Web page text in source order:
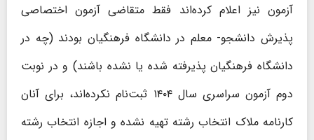
آزمون نیز اعلام کرده‌اند فقط متقاضی آزمون اختصاصی
پذیرش دانشجو- معلم در دانشگاه فرهنگیان بودند (چه در
دانشگاه فرهنگیان پذیرفته‌ شده یا نشده باشند) و در نوبت
دوم آزمون سراسری سال ۱۴۰۴ ثبت‌نام نکرده‌اند، برای آنان
کارنامه ملاک انتخاب رشته تهيه نشده و اجازه انتخاب رشته